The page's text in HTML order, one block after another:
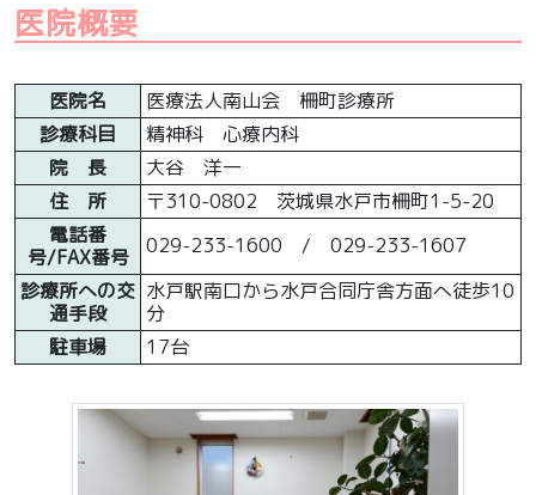
医院概要
医院名
医療法人南山会 柵町診療所
診療科目
精神科 心療内科
院 長
大谷 洋一
住 所
〒310-0802 茨城県水戸市柵町1-5-20
電話番
号/FAX番号
029-233-1600 / 029-233-1607
診療所への交
通手段
水戸駅南口から水戸合同庁舎方面へ徒歩10
分
駐車場
17台